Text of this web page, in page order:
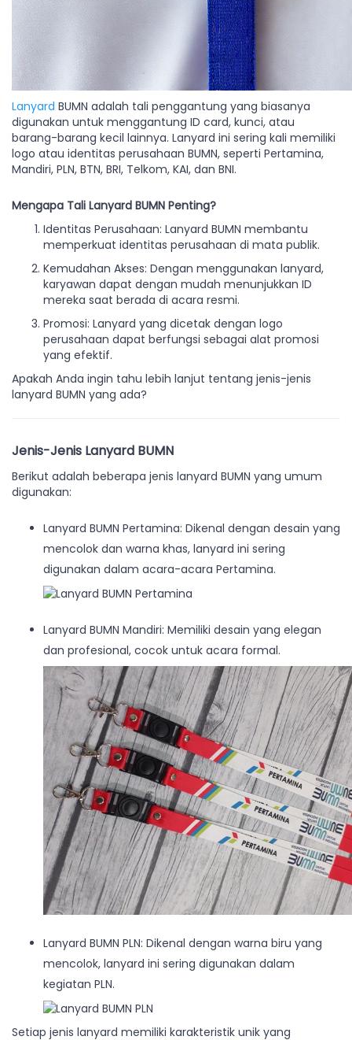
Lanyard BUMN adalah tali penggantung yang biasanya
digunakan untuk menggantung ID card, kunci, atau
barang-barang kecil lainnya. Lanyard ini sering kali memiliki
logo atau identitas perusahaan BUMN, seperti Pertamina,
Mandiri, PLN, BTN, BRI, Telkom, KAI, dan BNI.
Mengapa Tali Lanyard BUMN Penting?
Identitas Perusahaan: Lanyard BUMN membantu
memperkuat identitas perusahaan di mata publik.
Kemudahan Akses: Dengan menggunakan lanyard,
karyawan dapat dengan mudah menunjukkan ID
mereka saat berada di acara resmi.
Promosi: Lanyard yang dicetak dengan logo
perusahaan dapat berfungsi sebagai alat promosi
yang efektif.
Apakah Anda ingin tahu lebih lanjut tentang jenis-jenis
lanyard BUMN yang ada?
Jenis-Jenis Lanyard BUMN
Berikut adalah beberapa jenis lanyard BUMN yang umum
digunakan:
Lanyard BUMN Pertamina: Dikenal dengan desain yang
mencolok dan warna khas, lanyard ini sering
digunakan dalam acara-acara Pertamina.
Lanyard BUMN Mandiri: Memiliki desain yang elegan
dan profesional, cocok untuk acara formal.
Lanyard BUMN PLN: Dikenal dengan warna biru yang
mencolok, lanyard ini sering digunakan dalam
kegiatan PLN.
Setiap jenis lanyard memiliki karakteristik unik yang